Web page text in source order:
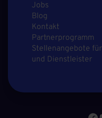
Jobs
Blog
Kontakt
Partnerprogramm
Stellenangebote
und Dienstleister